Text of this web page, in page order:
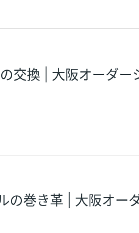
交換 | 大阪オーダ
の巻き革 | 大阪オー